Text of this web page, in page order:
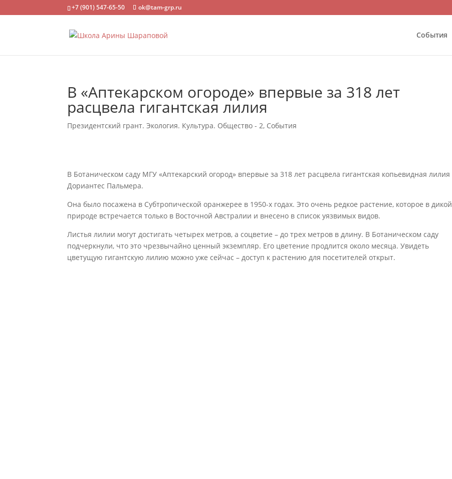
+7 (901) 547-65-50 ok@tam-grp.ru
События
В «Аптекарском огороде» впервые за 318 лет
расцвела гигантская лилия
Президентский грант. Экология. Культура. Общество - 2, События
В Ботаническом саду МГУ «Аптекарский огород» впервые за 318 лет расцвела гигантская копьевидная лилия
Дориантес Пальмера.
Она было посажена в Субтропической оранжерее в 1950-х годах. Это очень редкое растение, которое в дикой
природе встречается только в Восточной Австралии и внесено в список уязвимых видов.
Листья лилии могут достигать четырех метров, а соцветие – до трех метров в длину. В Ботаническом саду
подчеркнули, что это чрезвычайно ценный экземпляр. Его цветение продлится около месяца. Увидеть
цветущую гигантскую лилию можно уже сейчас – доступ к растению для посетителей открыт.